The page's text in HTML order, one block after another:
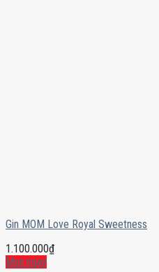
Gin MOM Love Royal Sweetness
1.100.000₫
Mua ngay